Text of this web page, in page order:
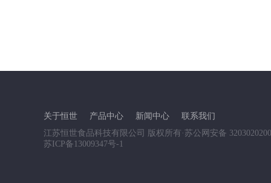
关于恒世 产品中心 新闻中心
联系我们
江苏恒世食品科技有限公司 版权所有 ·苏公网安备
苏ICP备13009347号-1